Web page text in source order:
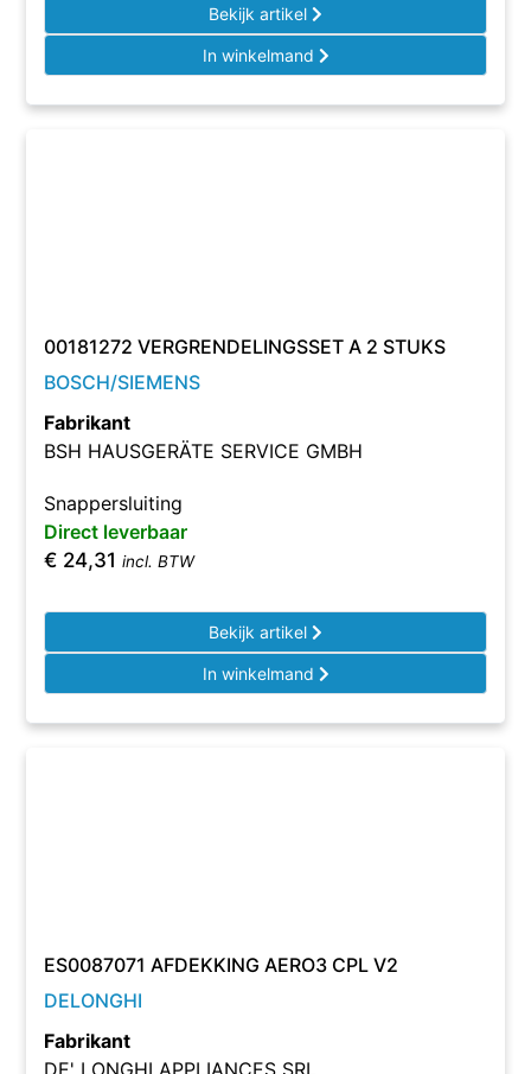
Bekijk artikel
In winkelmand
00181272 VERGRENDELINGSSET A 2 STUKS
BOSCH/SIEMENS
Fabrikant
BSH HAUSGERÄTE SERVICE GMBH
Snappersluiting
Direct leverbaar
€ 24,31 incl. BTW
Bekijk artikel
In winkelmand
ES0087071 AFDEKKING AERO3 CPL V2
DELONGHI
Fabrikant
DE' LONGHI APPLIANCES SRL